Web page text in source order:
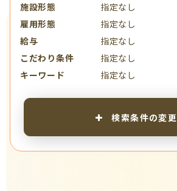
施設形態
指定なし
雇用形態
指定なし
給与
指定なし
こだわり条件
指定なし
キーワード
指定なし
検索条件の変更